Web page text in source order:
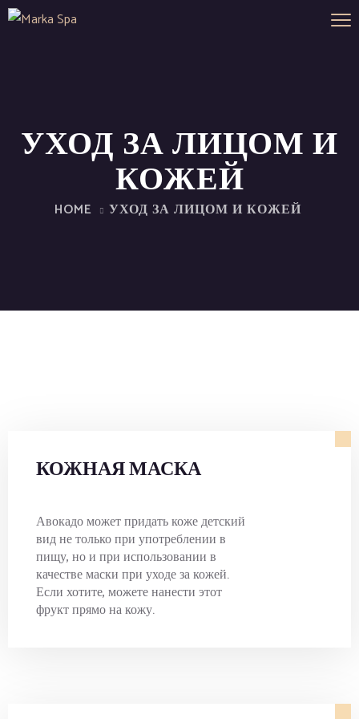
УХОД ЗА ЛИЦОМ И
КОЖЕЙ
HOME УХОД ЗА ЛИЦОМ И КОЖЕЙ
КОЖНАЯ МАСКА
Авокадо может придать коже детский
вид не только при употреблении в
пищу, но и при использовании в
качестве маски при уходе за кожей.
Если хотите, можете нанести этот
фрукт прямо на кожу.